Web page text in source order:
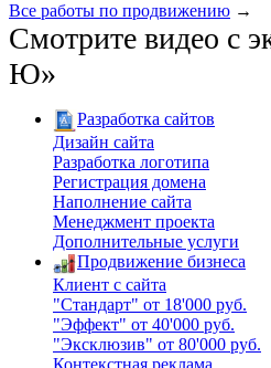
Все работы по продвижению →
Смотрите видео с
Ю»
Разработка сайтов
Дизайн сайта
Разработка логотипа
Регистрация домена
Наполнение сайта
Менеджмент проекта
Дополнительные услуги
Продвижение бизнеса
Клиент с сайта
"Стандарт" от 18'000 руб.
"Эффект" от 40'000 руб.
"Эксклюзив" от 80'000 руб.
Контекстная реклама